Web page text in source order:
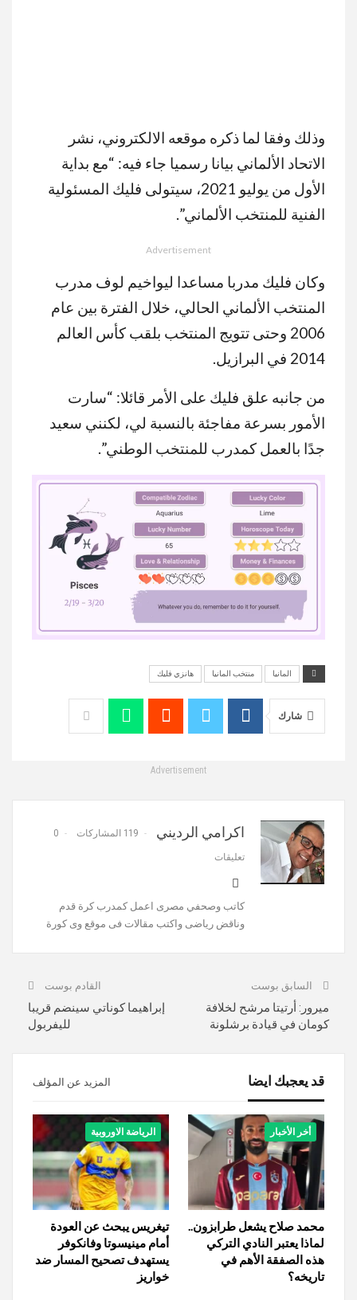
وذلك وفقا لما ذكره موقعه الالكتروني، نشر
الاتحاد الألماني بيانا رسميا جاء فيه: “مع بداية
الأول من يوليو 2021، سيتولى فليك المسئولية
الفنية للمنتخب الألماني”.
Advertisement
وكان فليك مدربا مساعدا ليواخيم لوف مدرب
المنتخب الألماني الحالي، خلال الفترة بين عام
2006 وحتى تتويج المنتخب بلقب كأس العالم
2014 في البرازيل.
من جانبه علق فليك على الأمر قائلا: “سارت
الأمور بسرعة مفاجئة بالنسبة لي، لكنني سعيد
جدًا بالعمل كمدرب للمنتخب الوطني”.
MUTE
المانيا منتخب المانيا هانزي فليك
شارك
Advertisement
اكرامي الرديني 119 المشاركات 0
تعليقات
كاتب وصحفي مصرى اعمل كمدرب كرة قدم
وناقض رياضى واكتب مقالات فى موقع وى كورة
السابق بوست
ميرور: أرتيتا مرشح لخلافة
كومان في قيادة برشلونة
القادم بوست
إبراهيما كوناتي سينضم قريبا
لليفربول
قد يعجبك ايضا المزيد عن المؤلف
أخر الأخبار
محمد صلاح يشعل طرابزون..
لماذا يعتبر النادي التركي
هذه الصفقة الأهم في
تاريخه؟
الرياضة الاوروبية
تيغريس يبحث عن العودة
أمام مينيسوتا وفانكوفر
يستهدف تصحيح المسار ضد
خواريز